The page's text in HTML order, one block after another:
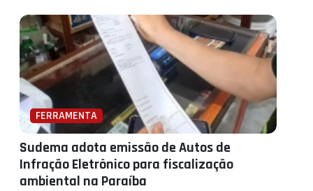
FERRAMENTA
Sudema adota emissão de Autos de
Infração Eletrônico para fiscalização
ambiental na Paraíba